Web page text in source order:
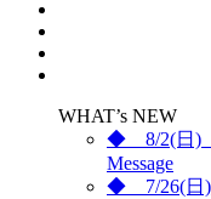
WHAT’s NEW
◆ 8/2(日)
Message
◆ 7/26(日)